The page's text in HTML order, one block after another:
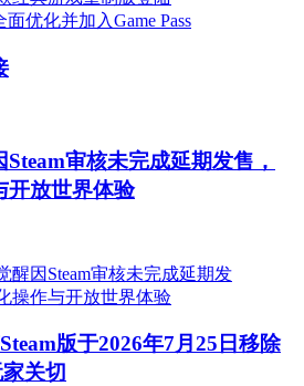
审核未完成延期发售，
开放世界体验
版于2026年7月25日移除
关切